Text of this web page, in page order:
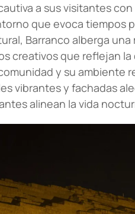
a sus visitantes
que evoca tiempos
Barranco alberga una
creativos que reflejan la
y su ambiente
vibrantes y fachadas
alinean la vida